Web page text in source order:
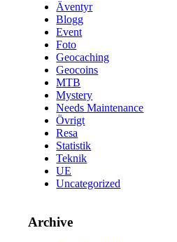
Äventyr
Blogg
Event
Foto
Geocaching
Geocoins
MTB
Mystery
Needs Maintenance
Övrigt
Resa
Statistik
Teknik
UE
Uncategorized
Archive